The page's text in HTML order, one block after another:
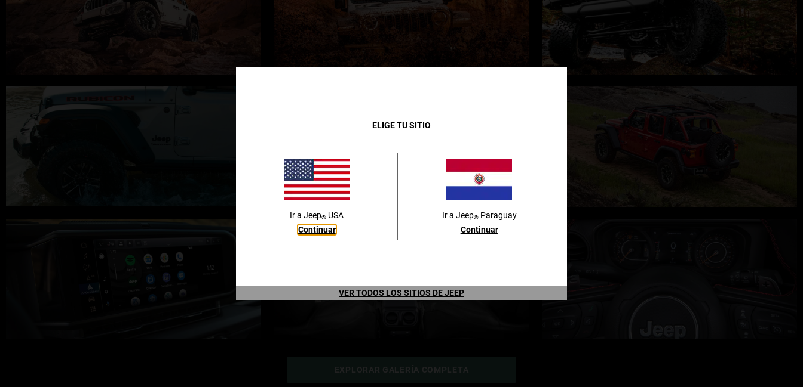
Close
ELIGE TU SITIO
Ir a Jeep® USA
Continuar
Ir a Jeep® Paraguay
Continuar
VER TODOS LOS SITIOS DE JEEP